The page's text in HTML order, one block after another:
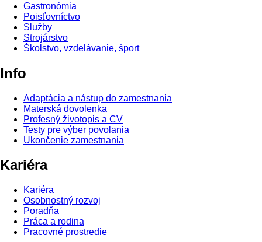
Gastronómia
Poisťovníctvo
Služby
Strojárstvo
Školstvo, vzdelávanie, šport
Info
Adaptácia a nástup do zamestnania
Materská dovolenka
Profesný životopis a CV
Testy pre výber povolania
Ukončenie zamestnania
Kariéra
Kariéra
Osobnostný rozvoj
Poradňa
Práca a rodina
Pracovné prostredie